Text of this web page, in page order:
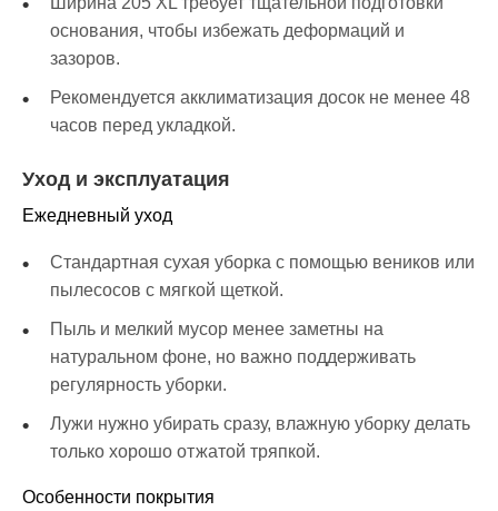
основания, чтобы избежать деформаций и
зазоров.
Рекомендуется акклиматизация досок не менее 48
часов перед укладкой.
Уход и эксплуатация
Ежедневный уход
Стандартная сухая уборка с помощью веников или
пылесосов с мягкой щеткой.
Пыль и мелкий мусор менее заметны на
натуральном фоне, но важно поддерживать
регулярность уборки.
Лужи нужно убирать сразу, влажную уборку делать
только хорошо отжатой тряпкой.
Особенности покрытия